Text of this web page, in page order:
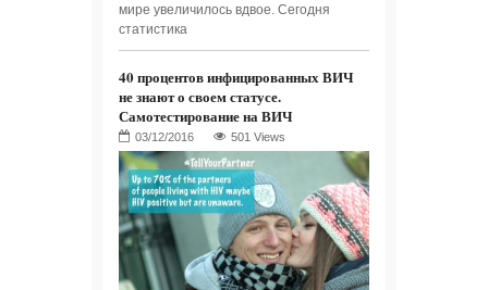
мире увеличилось вдвое. Сегодня
статистика
40 процентов инфицированных ВИЧ
не знают о своем статусе.
Самотестирование на ВИЧ
501 Views